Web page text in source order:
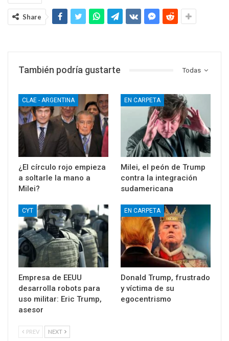
Share
Todas
También podría gustarte
CLAE - ARGENTINA
¿El círculo rojo empieza
a soltarle la mano a
Milei?
EN CARPETA
Milei, el peón de Trump
contra la integración
sudamericana
CYT
Empresa de EEUU
desarrolla robots para
uso militar: Eric Trump,
asesor
EN CARPETA
Donald Trump, frustrado
y víctima de su
egocentrismo
PREV NEXT